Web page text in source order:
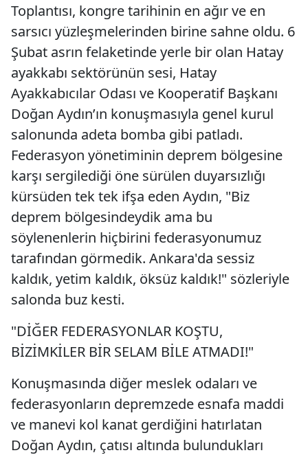
Toplantısı, kongre tarihinin en ağır ve en
sarsıcı yüzleşmelerinden birine sahne oldu. 6
Şubat asrın felaketinde yerle bir olan Hatay
ayakkabı sektörünün sesi, Hatay
Ayakkabıcılar Odası ve Kooperatif Başkanı
Doğan Aydın’ın konuşmasıyla genel kurul
salonunda adeta bomba gibi patladı.
Federasyon yönetiminin deprem bölgesine
karşı sergilediği öne sürülen duyarsızlığı
kürsüden tek tek ifşa eden Aydın, "Biz
deprem bölgesindeydik ama bu
söylenenlerin hiçbirini federasyonumuz
tarafından görmedik. Ankara'da sessiz
kaldık, yetim kaldık, öksüz kaldık!" sözleriyle
salonda buz kesti.
"DİĞER FEDERASYONLAR KOŞTU,
BİZİMKİLER BİR SELAM BİLE ATMADI!"
Konuşmasında diğer meslek odaları ve
federasyonların depremzede esnafa maddi
ve manevi kol kanat gerdiğini hatırlatan
Doğan Aydın, çatısı altında bulundukları